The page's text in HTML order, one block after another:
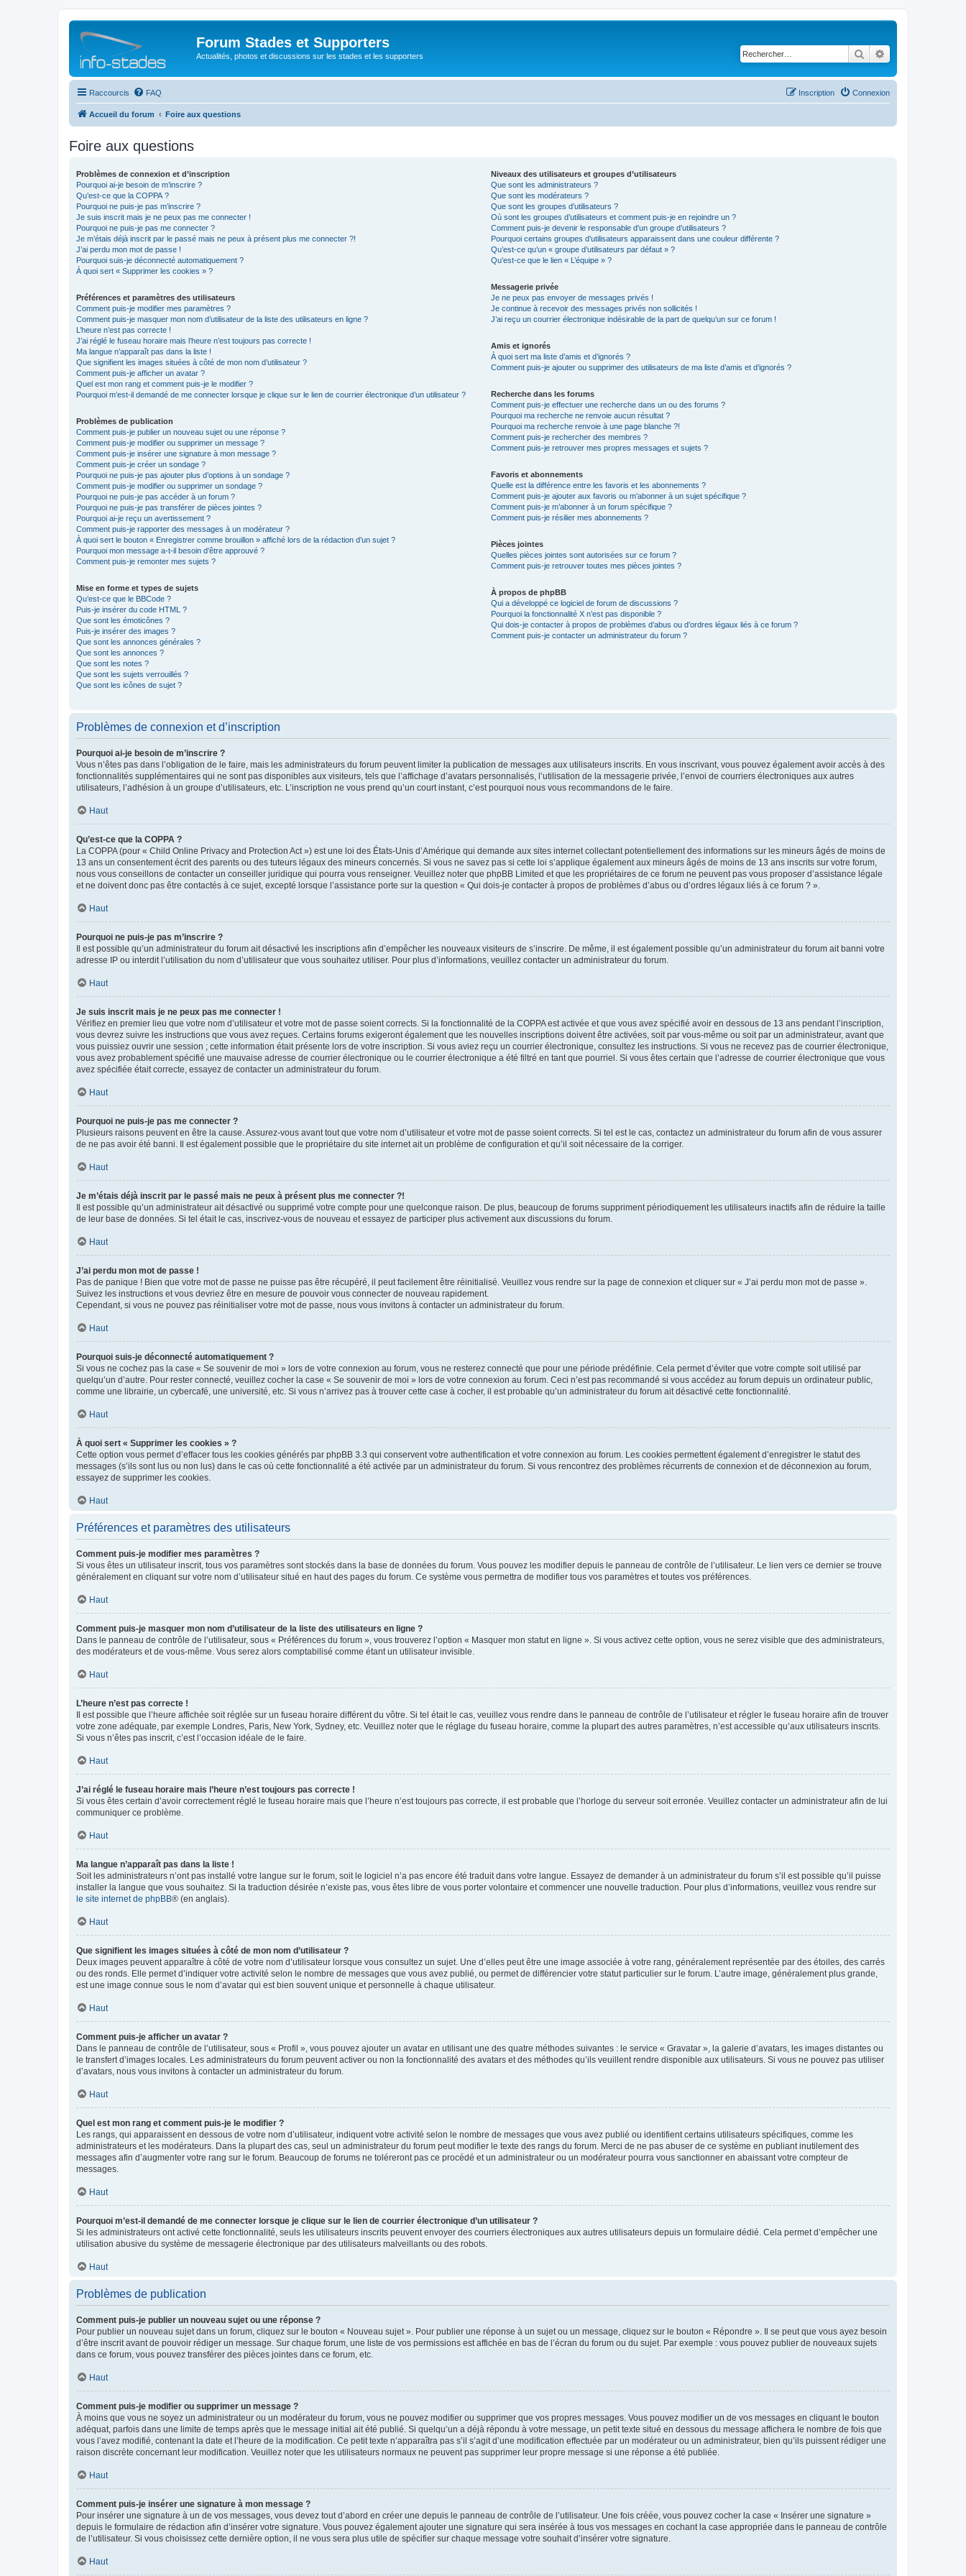
Forum Stades et Supporters
Actualités, photos et discussions sur les stades et les supporters Rechercher
Raccourcis FAQ Connexion
Inscription
Accueil du forum Foire aux questions
Foire aux questions
Problèmes de connexion et d’inscription
Pourquoi ai-je besoin de m’inscrire ?
Qu’est-ce que la COPPA ?
Pourquoi ne puis-je pas m’inscrire ?
Je suis inscrit mais je ne peux pas me connecter !
Pourquoi ne puis-je pas me connecter ?
Je m’étais déjà inscrit par le passé mais ne peux à présent plus me connecter ?!
J’ai perdu mon mot de passe !
Pourquoi suis-je déconnecté automatiquement ?
À quoi sert « Supprimer les cookies » ?
Préférences et paramètres des utilisateurs
Comment puis-je modifier mes paramètres ?
Comment puis-je masquer mon nom d’utilisateur de la liste des utilisateurs en ligne ?
L’heure n’est pas correcte !
J’ai réglé le fuseau horaire mais l’heure n’est toujours pas correcte !
Ma langue n’apparaît pas dans la liste !
Que signifient les images situées à côté de mon nom d’utilisateur ?
Comment puis-je afficher un avatar ?
Quel est mon rang et comment puis-je le modifier ?
Pourquoi m’est-il demandé de me connecter lorsque je clique sur le lien de courrier électronique d’un utilisateur ?
Problèmes de publication
Comment puis-je publier un nouveau sujet ou une réponse ?
Comment puis-je modifier ou supprimer un message ?
Comment puis-je insérer une signature à mon message ?
Comment puis-je créer un sondage ?
Pourquoi ne puis-je pas ajouter plus d’options à un sondage ?
Comment puis-je modifier ou supprimer un sondage ?
Pourquoi ne puis-je pas accéder à un forum ?
Pourquoi ne puis-je pas transférer de pièces jointes ?
Pourquoi ai-je reçu un avertissement ?
Comment puis-je rapporter des messages à un modérateur ?
À quoi sert le bouton « Enregistrer comme brouillon » affiché lors de la rédaction d’un sujet ?
Pourquoi mon message a-t-il besoin d’être approuvé ?
Comment puis-je remonter mes sujets ?
Mise en forme et types de sujets
Qu’est-ce que le BBCode ?
Puis-je insérer du code HTML ?
Que sont les émoticônes ?
Puis-je insérer des images ?
Que sont les annonces générales ?
Que sont les annonces ?
Que sont les notes ?
Que sont les sujets verrouillés ?
Que sont les icônes de sujet ?
Niveaux des utilisateurs et groupes d’utilisateurs
Que sont les administrateurs ?
Que sont les modérateurs ?
Que sont les groupes d’utilisateurs ?
Où sont les groupes d’utilisateurs et comment puis-je en rejoindre un ?
Comment puis-je devenir le responsable d’un groupe d’utilisateurs ?
Pourquoi certains groupes d’utilisateurs apparaissent dans une couleur différente ?
Qu’est-ce qu’un « groupe d’utilisateurs par défaut » ?
Qu’est-ce que le lien « L’équipe » ?
Messagerie privée
Je ne peux pas envoyer de messages privés !
Je continue à recevoir des messages privés non sollicités !
J’ai reçu un courrier électronique indésirable de la part de quelqu’un sur ce forum !
Amis et ignorés
À quoi sert ma liste d’amis et d’ignorés ?
Comment puis-je ajouter ou supprimer des utilisateurs de ma liste d’amis et d’ignorés ?
Recherche dans les forums
Comment puis-je effectuer une recherche dans un ou des forums ?
Pourquoi ma recherche ne renvoie aucun résultat ?
Pourquoi ma recherche renvoie à une page blanche ?!
Comment puis-je rechercher des membres ?
Comment puis-je retrouver mes propres messages et sujets ?
Favoris et abonnements
Quelle est la différence entre les favoris et les abonnements ?
Comment puis-je ajouter aux favoris ou m’abonner à un sujet spécifique ?
Comment puis-je m’abonner à un forum spécifique ?
Comment puis-je résilier mes abonnements ?
Pièces jointes
Quelles pièces jointes sont autorisées sur ce forum ?
Comment puis-je retrouver toutes mes pièces jointes ?
À propos de phpBB
Qui a développé ce logiciel de forum de discussions ?
Pourquoi la fonctionnalité X n’est pas disponible ?
Qui dois-je contacter à propos de problèmes d’abus ou d’ordres légaux liés à ce forum ?
Comment puis-je contacter un administrateur du forum ?
Problèmes de connexion et d’inscription
Pourquoi ai-je besoin de m’inscrire ?
Vous n’êtes pas dans l’obligation de le faire, mais les administrateurs du forum peuvent limiter la publication de messages aux utilisateurs inscrits. En vous inscrivant, vous pouvez également avoir accès à des
fonctionnalités supplémentaires qui ne sont pas disponibles aux visiteurs, tels que l’affichage d’avatars personnalisés, l’utilisation de la messagerie privée, l’envoi de courriers électroniques aux autres
utilisateurs, l’adhésion à un groupe d’utilisateurs, etc. L’inscription ne vous prend qu’un court instant, c’est pourquoi nous vous recommandons de le faire.
Haut
Qu’est-ce que la COPPA ?
La COPPA (pour « Child Online Privacy and Protection Act ») est une loi des États-Unis d’Amérique qui demande aux sites internet collectant potentiellement des informations sur les mineurs âgés de moins de
13 ans un consentement écrit des parents ou des tuteurs légaux des mineurs concernés. Si vous ne savez pas si cette loi s’applique également aux mineurs âgés de moins de 13 ans inscrits sur votre forum,
nous vous conseillons de contacter un conseiller juridique qui pourra vous renseigner. Veuillez noter que phpBB Limited et que les propriétaires de ce forum ne peuvent pas vous proposer d’assistance légale
et ne doivent donc pas être contactés à ce sujet, excepté lorsque l’assistance porte sur la question « Qui dois-je contacter à propos de problèmes d’abus ou d’ordres légaux liés à ce forum ? ».
Haut
Pourquoi ne puis-je pas m’inscrire ?
Il est possible qu’un administrateur du forum ait désactivé les inscriptions afin d’empêcher les nouveaux visiteurs de s’inscrire. De même, il est également possible qu’un administrateur du forum ait banni votre
adresse IP ou interdit l’utilisation du nom d’utilisateur que vous souhaitez utiliser. Pour plus d’informations, veuillez contacter un administrateur du forum.
Haut
Je suis inscrit mais je ne peux pas me connecter !
Vérifiez en premier lieu que votre nom d’utilisateur et votre mot de passe soient corrects. Si la fonctionnalité de la COPPA est activée et que vous avez spécifié avoir en dessous de 13 ans pendant l’inscription,
vous devrez suivre les instructions que vous avez reçues. Certains forums exigeront également que les nouvelles inscriptions doivent être activées, soit par vous-même ou soit par un administrateur, avant que
vous puissiez ouvrir une session ; cette information était présente lors de votre inscription. Si vous aviez reçu un courrier électronique, consultez les instructions. Si vous ne recevez pas de courrier électronique,
vous avez probablement spécifié une mauvaise adresse de courrier électronique ou le courrier électronique a été filtré en tant que pourriel. Si vous êtes certain que l’adresse de courrier électronique que vous
avez spécifiée était correcte, essayez de contacter un administrateur du forum.
Haut
Pourquoi ne puis-je pas me connecter ?
Plusieurs raisons peuvent en être la cause. Assurez-vous avant tout que votre nom d’utilisateur et votre mot de passe soient corrects. Si tel est le cas, contactez un administrateur du forum afin de vous assurer
de ne pas avoir été banni. Il est également possible que le propriétaire du site internet ait un problème de configuration et qu’il soit nécessaire de la corriger.
Haut
Je m’étais déjà inscrit par le passé mais ne peux à présent plus me connecter ?!
Il est possible qu’un administrateur ait désactivé ou supprimé votre compte pour une quelconque raison. De plus, beaucoup de forums suppriment périodiquement les utilisateurs inactifs afin de réduire la taille
de leur base de données. Si tel était le cas, inscrivez-vous de nouveau et essayez de participer plus activement aux discussions du forum.
Haut
J’ai perdu mon mot de passe !
Pas de panique ! Bien que votre mot de passe ne puisse pas être récupéré, il peut facilement être réinitialisé. Veuillez vous rendre sur la page de connexion et cliquer sur « J’ai perdu mon mot de passe ».
Suivez les instructions et vous devriez être en mesure de pouvoir vous connecter de nouveau rapidement.
Cependant, si vous ne pouvez pas réinitialiser votre mot de passe, nous vous invitons à contacter un administrateur du forum.
Haut
Pourquoi suis-je déconnecté automatiquement ?
Si vous ne cochez pas la case « Se souvenir de moi » lors de votre connexion au forum, vous ne resterez connecté que pour une période prédéfinie. Cela permet d’éviter que votre compte soit utilisé par
quelqu’un d’autre. Pour rester connecté, veuillez cocher la case « Se souvenir de moi » lors de votre connexion au forum. Ceci n’est pas recommandé si vous accédez au forum depuis un ordinateur public,
comme une librairie, un cybercafé, une université, etc. Si vous n’arrivez pas à trouver cette case à cocher, il est probable qu’un administrateur du forum ait désactivé cette fonctionnalité.
Haut
À quoi sert « Supprimer les cookies » ?
Cette option vous permet d’effacer tous les cookies générés par phpBB 3.3 qui conservent votre authentification et votre connexion au forum. Les cookies permettent également d’enregistrer le statut des
messages (s’ils sont lus ou non lus) dans le cas où cette fonctionnalité a été activée par un administrateur du forum. Si vous rencontrez des problèmes récurrents de connexion et de déconnexion au forum,
essayez de supprimer les cookies.
Haut
Préférences et paramètres des utilisateurs
Comment puis-je modifier mes paramètres ?
Si vous êtes un utilisateur inscrit, tous vos paramètres sont stockés dans la base de données du forum. Vous pouvez les modifier depuis le panneau de contrôle de l’utilisateur. Le lien vers ce dernier se trouve
généralement en cliquant sur votre nom d’utilisateur situé en haut des pages du forum. Ce système vous permettra de modifier tous vos paramètres et toutes vos préférences.
Haut
Comment puis-je masquer mon nom d’utilisateur de la liste des utilisateurs en ligne ?
Dans le panneau de contrôle de l’utilisateur, sous « Préférences du forum », vous trouverez l’option « Masquer mon statut en ligne ». Si vous activez cette option, vous ne serez visible que des administrateurs,
des modérateurs et de vous-même. Vous serez alors comptabilisé comme étant un utilisateur invisible.
Haut
L’heure n’est pas correcte !
Il est possible que l’heure affichée soit réglée sur un fuseau horaire différent du vôtre. Si tel était le cas, veuillez vous rendre dans le panneau de contrôle de l’utilisateur et régler le fuseau horaire afin de trouver
votre zone adéquate, par exemple Londres, Paris, New York, Sydney, etc. Veuillez noter que le réglage du fuseau horaire, comme la plupart des autres paramètres, n’est accessible qu’aux utilisateurs inscrits.
Si vous n’êtes pas inscrit, c’est l’occasion idéale de le faire.
Haut
J’ai réglé le fuseau horaire mais l’heure n’est toujours pas correcte !
Si vous êtes certain d’avoir correctement réglé le fuseau horaire mais que l’heure n’est toujours pas correcte, il est probable que l’horloge du serveur soit erronée. Veuillez contacter un administrateur afin de lui
communiquer ce problème.
Haut
Ma langue n’apparaît pas dans la liste !
Soit les administrateurs n’ont pas installé votre langue sur le forum, soit le logiciel n’a pas encore été traduit dans votre langue. Essayez de demander à un administrateur du forum s’il est possible qu’il puisse
installer la langue que vous souhaitez. Si la traduction désirée n’existe pas, vous êtes libre de vous porter volontaire et commencer une nouvelle traduction. Pour plus d’informations, veuillez vous rendre sur
le site internet de phpBB® (en anglais).
Haut
Que signifient les images situées à côté de mon nom d’utilisateur ?
Deux images peuvent apparaître à côté de votre nom d’utilisateur lorsque vous consultez un sujet. Une d’elles peut être une image associée à votre rang, généralement représentée par des étoiles, des carrés
ou des ronds. Elle permet d’indiquer votre activité selon le nombre de messages que vous avez publié, ou permet de différencier votre statut particulier sur le forum. L’autre image, généralement plus grande,
est une image connue sous le nom d’avatar qui est bien souvent unique et personnelle à chaque utilisateur.
Haut
Comment puis-je afficher un avatar ?
Dans le panneau de contrôle de l’utilisateur, sous « Profil », vous pouvez ajouter un avatar en utilisant une des quatre méthodes suivantes : le service « Gravatar », la galerie d’avatars, les images distantes ou
le transfert d’images locales. Les administrateurs du forum peuvent activer ou non la fonctionnalité des avatars et des méthodes qu’ils veuillent rendre disponible aux utilisateurs. Si vous ne pouvez pas utiliser
d’avatars, nous vous invitons à contacter un administrateur du forum.
Haut
Quel est mon rang et comment puis-je le modifier ?
Les rangs, qui apparaissent en dessous de votre nom d’utilisateur, indiquent votre activité selon le nombre de messages que vous avez publié ou identifient certains utilisateurs spécifiques, comme les
administrateurs et les modérateurs. Dans la plupart des cas, seul un administrateur du forum peut modifier le texte des rangs du forum. Merci de ne pas abuser de ce système en publiant inutilement des
messages afin d’augmenter votre rang sur le forum. Beaucoup de forums ne toléreront pas ce procédé et un administrateur ou un modérateur pourra vous sanctionner en abaissant votre compteur de
messages.
Haut
Pourquoi m’est-il demandé de me connecter lorsque je clique sur le lien de courrier électronique d’un utilisateur ?
Si les administrateurs ont activé cette fonctionnalité, seuls les utilisateurs inscrits peuvent envoyer des courriers électroniques aux autres utilisateurs depuis un formulaire dédié. Cela permet d’empêcher une
utilisation abusive du système de messagerie électronique par des utilisateurs malveillants ou des robots.
Haut
Problèmes de publication
Comment puis-je publier un nouveau sujet ou une réponse ?
Pour publier un nouveau sujet dans un forum, cliquez sur le bouton « Nouveau sujet ». Pour publier une réponse à un sujet ou un message, cliquez sur le bouton « Répondre ». Il se peut que vous ayez besoin
d’être inscrit avant de pouvoir rédiger un message. Sur chaque forum, une liste de vos permissions est affichée en bas de l’écran du forum ou du sujet. Par exemple : vous pouvez publier de nouveaux sujets
dans ce forum, vous pouvez transférer des pièces jointes dans ce forum, etc.
Haut
Comment puis-je modifier ou supprimer un message ?
À moins que vous ne soyez un administrateur ou un modérateur du forum, vous ne pouvez modifier ou supprimer que vos propres messages. Vous pouvez modifier un de vos messages en cliquant le bouton
adéquat, parfois dans une limite de temps après que le message initial ait été publié. Si quelqu’un a déjà répondu à votre message, un petit texte situé en dessous du message affichera le nombre de fois que
vous l’avez modifié, contenant la date et l’heure de la modification. Ce petit texte n’apparaîtra pas s’il s’agit d’une modification effectuée par un modérateur ou un administrateur, bien qu’ils puissent rédiger une
raison discrète concernant leur modification. Veuillez noter que les utilisateurs normaux ne peuvent pas supprimer leur propre message si une réponse a été publiée.
Haut
Comment puis-je insérer une signature à mon message ?
Pour insérer une signature à un de vos messages, vous devez tout d’abord en créer une depuis le panneau de contrôle de l’utilisateur. Une fois créée, vous pouvez cocher la case « Insérer une signature »
depuis le formulaire de rédaction afin d’insérer votre signature. Vous pouvez également ajouter une signature qui sera insérée à tous vos messages en cochant la case appropriée dans le panneau de contrôle
de l’utilisateur. Si vous choisissez cette dernière option, il ne vous sera plus utile de spécifier sur chaque message votre souhait d’insérer votre signature.
Haut